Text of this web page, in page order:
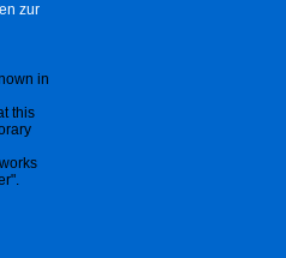
zur
in
this